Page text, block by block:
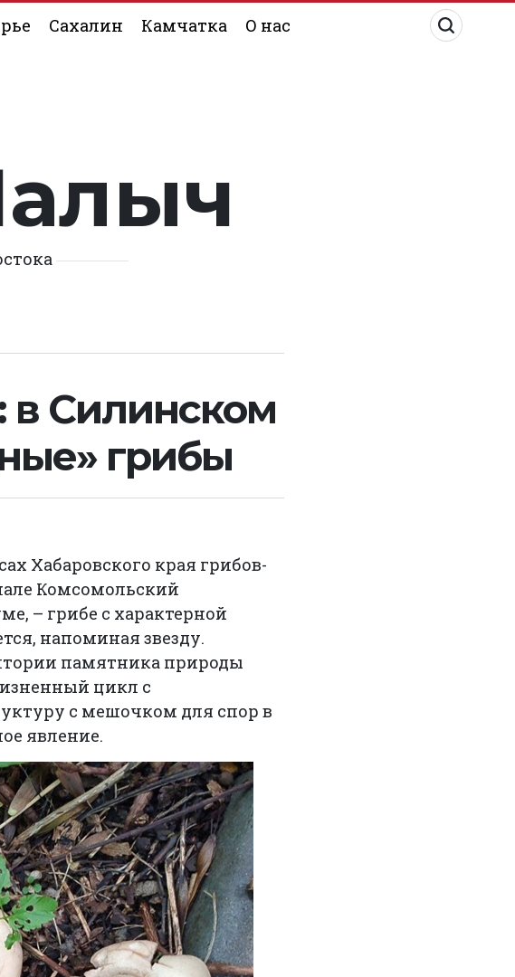
Сахалин Камчатка О нас
в Силинском
грибы
Хабаровского края грибов-
Комсомольский
– грибе с характерной
напоминая звезду.
памятника природы
цикл с
с мешочком для спор в
явление.